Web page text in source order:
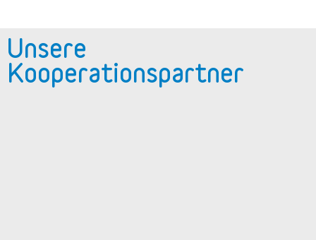
Kooperationspartner